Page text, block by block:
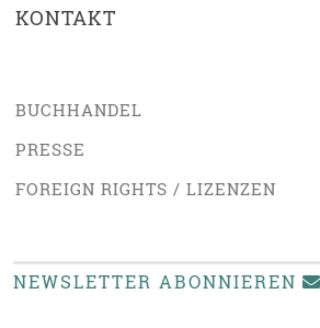
KONTAKT
BUCHHANDEL
PRESSE
FOREIGN RIGHTS / LIZENZEN
NEWSLETTER ABONNIEREN